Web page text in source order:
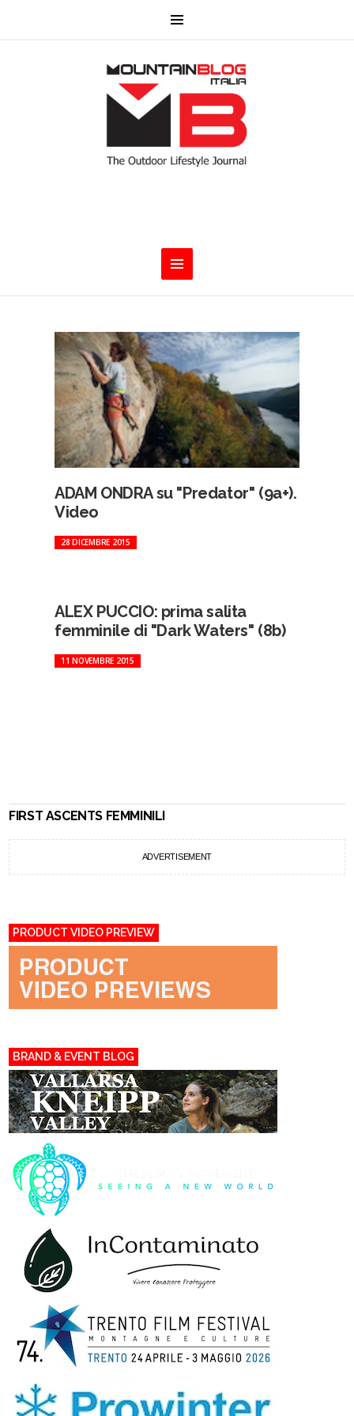
ADAM ONDRA su "Predator" (9a+).
Video
28 DICEMBRE 2015
ALEX PUCCIO: prima salita
femminile di "Dark Waters" (8b)
11 NOVEMBRE 2015
FIRST ASCENTS FEMMINILI
ADVERTISEMENT
PRODUCT VIDEO PREVIEW
BRAND & EVENT BLOG